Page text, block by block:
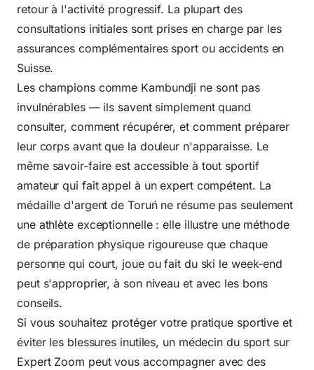
retour à l'activité progressif. La plupart des
consultations initiales sont prises en charge par les
assurances complémentaires sport ou accidents en
Suisse.
Les champions comme Kambundji ne sont pas
invulnérables — ils savent simplement quand
consulter, comment récupérer, et comment préparer
leur corps avant que la douleur n'apparaisse. Le
même savoir-faire est accessible à tout sportif
amateur qui fait appel à un expert compétent. La
médaille d'argent de Toruń ne résume pas seulement
une athlète exceptionnelle : elle illustre une méthode
de préparation physique rigoureuse que chaque
personne qui court, joue ou fait du ski le week-end
peut s'approprier, à son niveau et avec les bons
conseils.
Si vous souhaitez protéger votre pratique sportive et
éviter les blessures inutiles, un médecin du sport sur
Expert Zoom peut vous accompagner avec des